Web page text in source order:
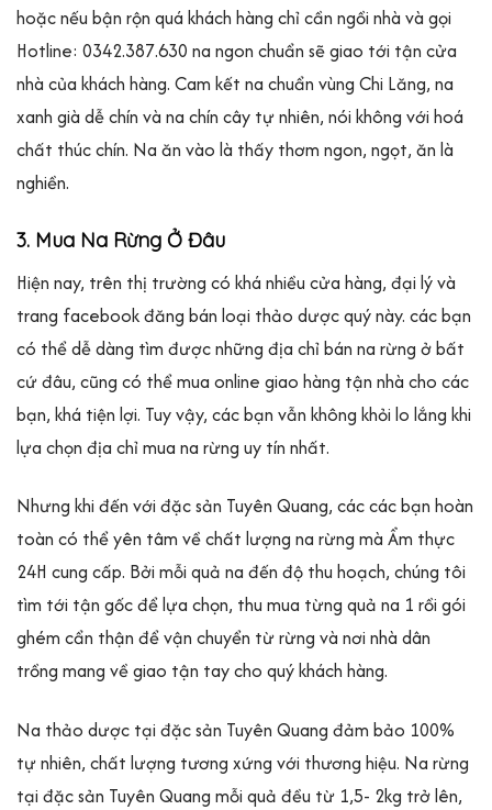
hoặc nếu bận rộn quá khách hàng chỉ cần ngồi nhà và gọi
Hotline: 0342.387.630 na ngon chuẩn sẽ giao tới tận cửa
nhà của khách hàng. Cam kết na chuẩn vùng Chi Lăng, na
xanh già dễ chín và na chín cây tự nhiên, nói không với hoá
chất thúc chín. Na ăn vào là thấy thơm ngon, ngọt, ăn là
nghiền.
3. Mua Na Rừng Ở Đâu
Hiện nay, trên thị trường có khá nhiều cửa hàng, đại lý và
trang facebook đăng bán loại thảo dược quý này. các bạn
có thể dễ dàng tìm được những địa chỉ bán na rừng ở bất
cứ đâu, cũng có thể mua online giao hàng tận nhà cho các
bạn, khá tiện lợi. Tuy vậy, các bạn vẫn không khỏi lo lắng khi
lựa chọn địa chỉ mua na rừng uy tín nhất.
Nhưng khi đến với đặc sản Tuyên Quang, các các bạn hoàn
toàn có thể yên tâm về chất lượng na rừng mà Ẩm thực
24H cung cấp. Bởi mỗi quả na đến độ thu hoạch, chúng tôi
tìm tới tận gốc để lựa chọn, thu mua từng quả na 1 rồi gói
ghém cẩn thận để vận chuyển từ rừng và nơi nhà dân
trồng mang về giao tận tay cho quý khách hàng.
Na thảo dược tại đặc sản Tuyên Quang đảm bảo 100%
tự nhiên, chất lượng tương xứng với thương hiệu. Na rừng
tại đặc sản Tuyên Quang mỗi quả đều từ 1,5- 2kg trở lên,